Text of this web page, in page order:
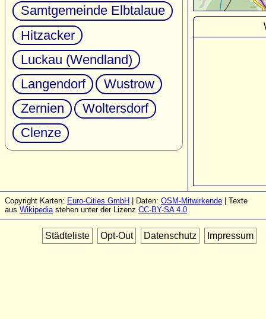
Samtgemeinde Elbtalaue
Hitzacker
Luckau (Wendland)
Langendorf
Wustrow
Zernien
Woltersdorf
Clenze
Copyright Karten: Euro-Cities GmbH | Daten: OSM-Mitwirkende | Texte
aus Wikipediastehen unter der Lizenz CC-BY-SA 4.0
Städteliste Opt-Out Datenschutz Impressum